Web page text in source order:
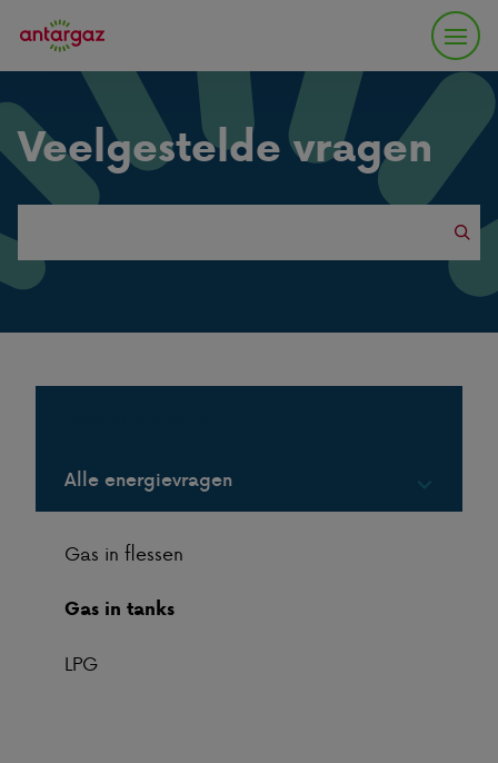
Veelgestelde vragen
this
website
Alle energievragen
Gas in flessen
Gas in tanks
LPG